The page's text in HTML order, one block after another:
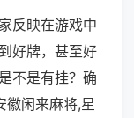
反映在游戏中
好牌，甚至好
不是有挂？确
徽闲来麻将,星